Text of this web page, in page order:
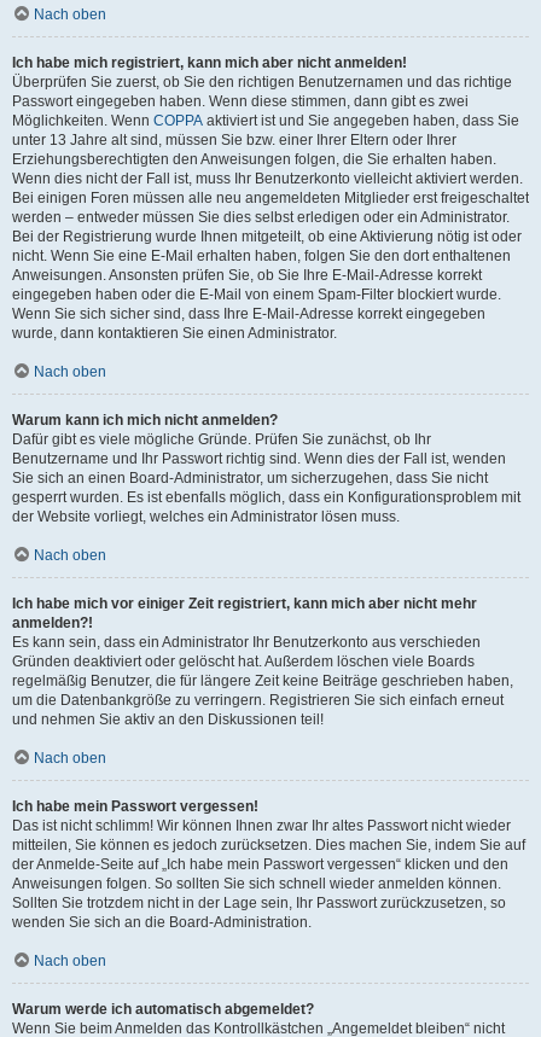
Nach oben
Ich habe mich registriert, kann mich aber nicht anmelden!
Überprüfen Sie zuerst, ob Sie den richtigen Benutzernamen und das richtige
Passwort eingegeben haben. Wenn diese stimmen, dann gibt es zwei
Möglichkeiten. Wenn COPPA aktiviert ist und Sie angegeben haben, dass Sie
unter 13 Jahre alt sind, müssen Sie bzw. einer Ihrer Eltern oder Ihrer
Erziehungsberechtigten den Anweisungen folgen, die Sie erhalten haben.
Wenn dies nicht der Fall ist, muss Ihr Benutzerkonto vielleicht aktiviert werden.
Bei einigen Foren müssen alle neu angemeldeten Mitglieder erst freigeschaltet
werden – entweder müssen Sie dies selbst erledigen oder ein Administrator.
Bei der Registrierung wurde Ihnen mitgeteilt, ob eine Aktivierung nötig ist oder
nicht. Wenn Sie eine E-Mail erhalten haben, folgen Sie den dort enthaltenen
Anweisungen. Ansonsten prüfen Sie, ob Sie Ihre E-Mail-Adresse korrekt
eingegeben haben oder die E-Mail von einem Spam-Filter blockiert wurde.
Wenn Sie sich sicher sind, dass Ihre E-Mail-Adresse korrekt eingegeben
wurde, dann kontaktieren Sie einen Administrator.
Nach oben
Warum kann ich mich nicht anmelden?
Dafür gibt es viele mögliche Gründe. Prüfen Sie zunächst, ob Ihr
Benutzername und Ihr Passwort richtig sind. Wenn dies der Fall ist, wenden
Sie sich an einen Board-Administrator, um sicherzugehen, dass Sie nicht
gesperrt wurden. Es ist ebenfalls möglich, dass ein Konfigurationsproblem mit
der Website vorliegt, welches ein Administrator lösen muss.
Nach oben
Ich habe mich vor einiger Zeit registriert, kann mich aber nicht mehr
anmelden?!
Es kann sein, dass ein Administrator Ihr Benutzerkonto aus verschieden
Gründen deaktiviert oder gelöscht hat. Außerdem löschen viele Boards
regelmäßig Benutzer, die für längere Zeit keine Beiträge geschrieben haben,
um die Datenbankgröße zu verringern. Registrieren Sie sich einfach erneut
und nehmen Sie aktiv an den Diskussionen teil!
Nach oben
Ich habe mein Passwort vergessen!
Das ist nicht schlimm! Wir können Ihnen zwar Ihr altes Passwort nicht wieder
mitteilen, Sie können es jedoch zurücksetzen. Dies machen Sie, indem Sie auf
der Anmelde-Seite auf „Ich habe mein Passwort vergessen“ klicken und den
Anweisungen folgen. So sollten Sie sich schnell wieder anmelden können.
Sollten Sie trotzdem nicht in der Lage sein, Ihr Passwort zurückzusetzen, so
wenden Sie sich an die Board-Administration.
Nach oben
Warum werde ich automatisch abgemeldet?
Wenn Sie beim Anmelden das Kontrollkästchen „Angemeldet bleiben“ nicht